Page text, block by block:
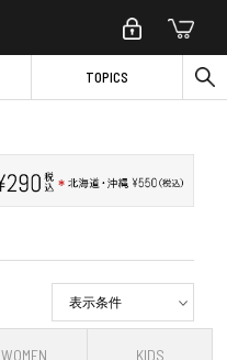
TOPICS
表示条件
WOMEN KIDS